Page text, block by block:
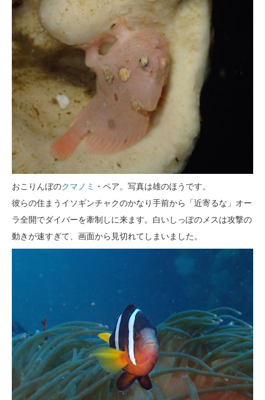
おこりんぼのクマノミ ・ペア。写真は雄のほうです。
彼らの住まうイソギンチャクのかなり手前から「近寄るな」オー
ラ全開でダイバーを牽制しに来ます。白いしっぽのメスは攻撃の
動きが速すぎて、画面から見切れてしまいました。